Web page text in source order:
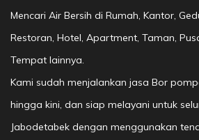
Mencari Air Bersih di Rumah, Kantor,
Restoran, Hotel, Apartment, Taman,
Tempat lainnya.
Kami sudah menjalankan jasa Bor
hingga kini, dan siap melayani untuk
Jabodetabek dengan menggunakan